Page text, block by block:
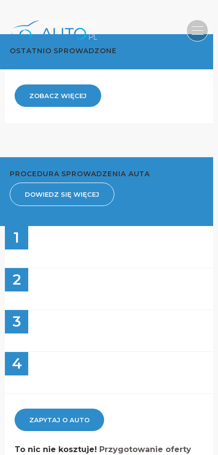
OSTATNIO SPROWADZONE
ZOBACZ WIĘCEJ
PROCEDURA SPROWADZENIA AUTA
DOWIEDZ SIĘ WIĘCEJ
1
2
3
4
ZAPYTAJ O AUTO
To nic nie kosztuje! Przygotowanie oferty